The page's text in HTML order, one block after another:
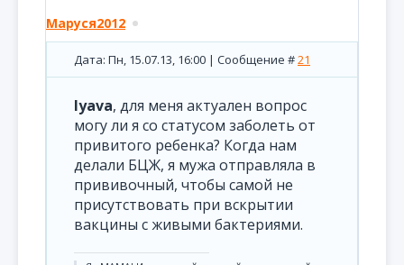
Маруся2012
Дата: Пн, 15.07.13, 16:00 | Сообщение #21
lyava, для меня актуален вопрос
могу ли я со статусом заболеть от
привитого ребенка? Когда нам
делали БЦЖ, я мужа отправляла в
прививочный, чтобы самой не
присутствовать при вскрытии
вакцины с живыми бактериями.